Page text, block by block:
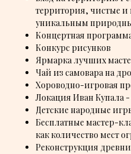
территория, чистые и
уникальным
Концертная
Конкурс рисунков
Ярмарка лучших
Чай из самовара на
Хороводно-игровая
Локация Иван Купала
Детские народные
Бесплатные мастер-
как количество мест
Реконструкция